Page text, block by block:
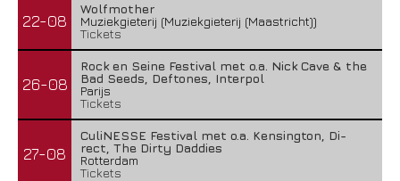
22-08
Wolfmother
Muziekgieterij (Muziekgieterij (Maastricht))
Tickets
26-08
Rock en Seine Festival met o.a. Nick Cave & the
Bad Seeds, Deftones, Interpol
Parijs
Tickets
27-08
CuliNESSE Festival met o.a. Kensington, Di-
rect, The Dirty Daddies
Rotterdam
Tickets